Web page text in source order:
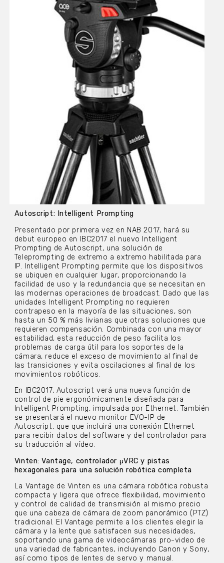
Autoscript: Intelligent Prompting
Presentado por primera vez en NAB 2017, hará su
debut europeo en IBC2017 el nuevo Intelligent
Prompting de Autoscript, una solución de
Teleprompting de extremo a extremo habilitada para
IP. Intelligent Prompting permite que los dispositivos
se ubiquen en cualquier lugar, proporcionando la
facilidad de uso y la redundancia que se necesitan en
las modernas operaciones de broadcast. Dado que las
unidades Intelligent Prompting no requieren
contrapeso en la mayoría de las situaciones, son
hasta un 50 % más livianas que otras soluciones que
requieren compensación. Combinada con una mayor
estabilidad, esta reducción de peso facilita los
problemas de carga útil para los soportes de la
cámara, reduce el exceso de movimiento al final de
las transiciones y evita oscilaciones al final de los
movimientos robóticos.
En IBC2017, Autoscript verá una nueva función de
control de pie ergonómicamente diseñada para
Intelligent Prompting, impulsada por Ethernet. También
se presentará el nuevo monitor EVO-IP de
Autoscript, que que incluirá una conexión Ethernet
para recibir datos del software y del controlador para
su traducción al vídeo.
Vinten: Vantage, controlador μVRC y pistas
hexagonales para una solución robótica completa
La Vantage de Vinten es una cámara robótica robusta
compacta y ligera que ofrece flexibilidad, movimiento
y control de calidad de transmisión al mismo precio
que una cabeza de cámara de zoom panorámico (PTZ)
tradicional. El Vantage permite a los clientes elegir la
cámara y la lente que satisfacen sus necesidades,
soportando una gama de videocámaras pro-video de
una variedad de fabricantes, incluyendo Canon y Sony,
así como tipos de lentes de servo y manual.